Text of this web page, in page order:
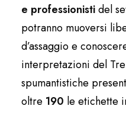
e professionistidel
potranno muoversi
d’assaggio e
interpretazioni del
spumantistiche
oltre 190 le etichette